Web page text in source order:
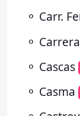
⚬ Carr.
⚬
⚬ Cascas
⚬ Casma